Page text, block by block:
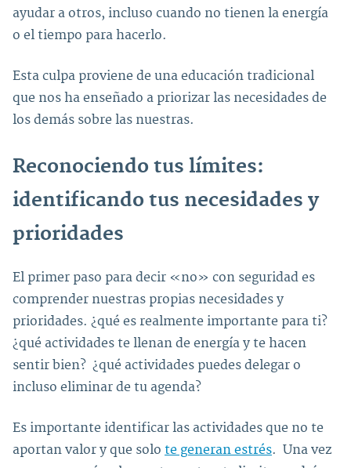
ayudar a otros, incluso cuando no tienen la energía
o el tiempo para hacerlo.
Esta culpa proviene de una educación tradicional
que nos ha enseñado a priorizar las necesidades de
los demás sobre las nuestras.
Reconociendo tus límites:
identificando tus necesidades y
prioridades
El primer paso para decir «no» con seguridad es
comprender nuestras propias necesidades y
prioridades. ¿qué es realmente importante para ti?
¿qué actividades te llenan de energía y te hacen
sentir bien? ¿qué actividades puedes delegar o
incluso eliminar de tu agenda?
Es importante identificar las actividades que no te
aportan valor y que solo te generan estrés. Una vez